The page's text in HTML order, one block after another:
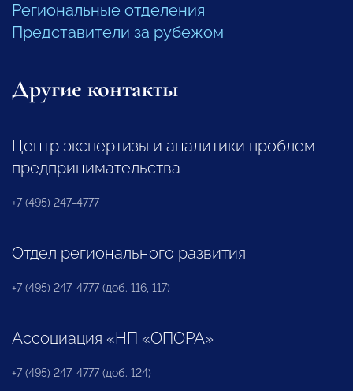
Региональные отделения
Представители за рубежом
Другие контакты
Центр экспертизы и аналитики проблем
предпринимательства
+7 (495) 247-4777
Отдел регионального развития
+7 (495) 247-4777 (доб. 116, 117)
Ассоциация «НП «ОПОРА»
+7 (495) 247-4777 (доб. 124)